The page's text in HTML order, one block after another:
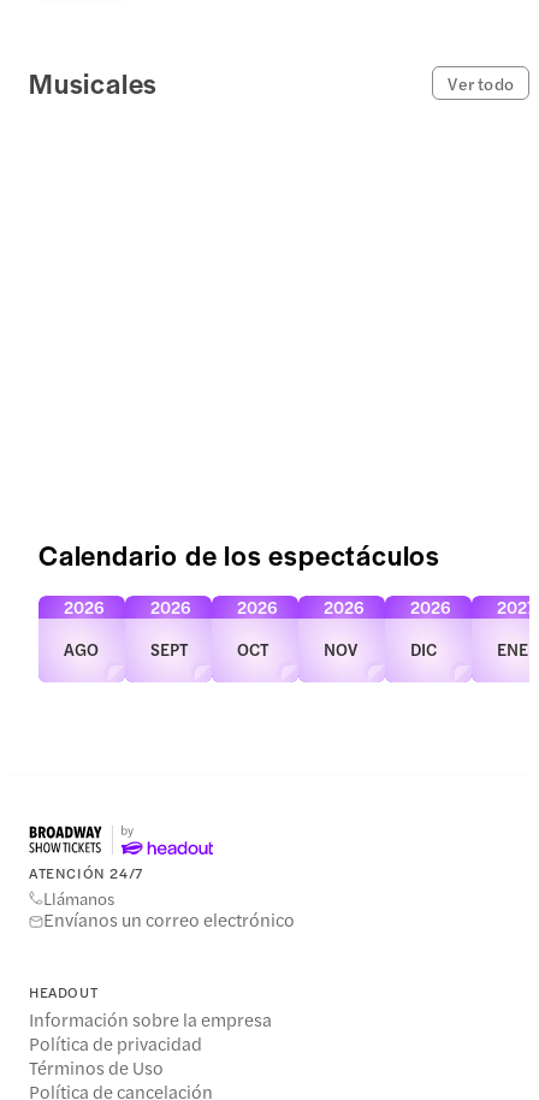
Musicales Ver todo
Calendario de los espectáculos
AGO
2026
SEPT
2026
OCT
2026
NOV
2026
DIC
2026
ENE
2027
ATENCIÓN 24/7
Llámanos
Envíanos un correo electrónico
HEADOUT
Información sobre la empresa
Política de privacidad
Términos de Uso
Política de cancelación